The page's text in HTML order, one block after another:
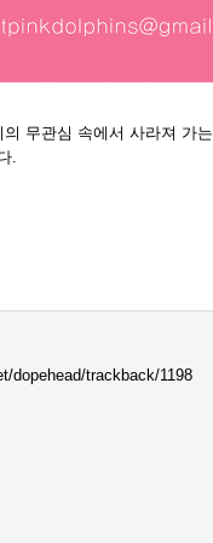
무관심 속에서 사라져 가
.
dopehead/trackback/1198